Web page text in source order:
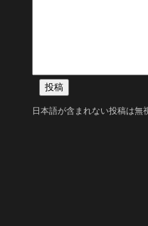
日本語が含まれない投稿は無